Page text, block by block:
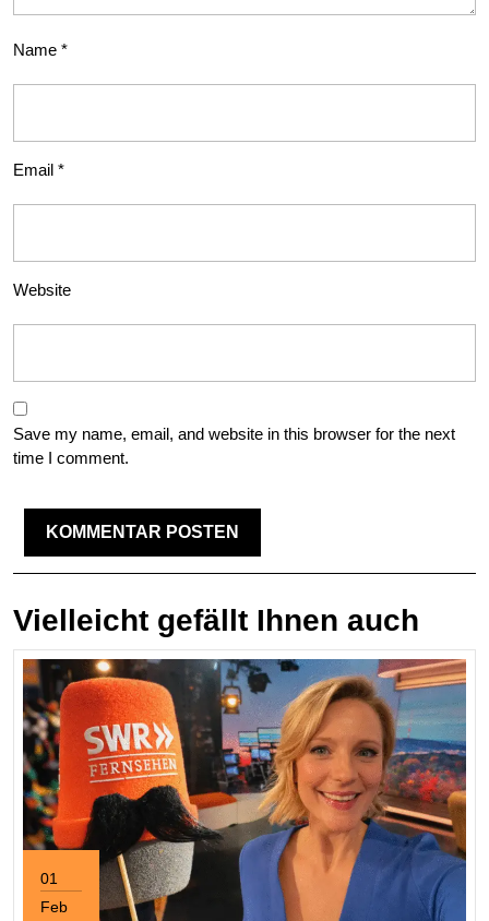
Name *
Email *
Website
Save my name, email, and website in this browser for the next
time I comment.
Vielleicht gefällt Ihnen auch
01
Feb